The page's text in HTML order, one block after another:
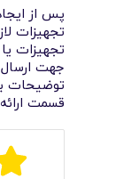
پس از
تجهیزات
تجهیزات
جهت
توضیحات
قسمت